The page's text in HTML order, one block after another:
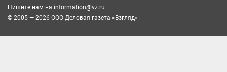
Пишите нам на information@vz.ru
© 2005 — 2026 ООО Деловая газета «Взгляд»